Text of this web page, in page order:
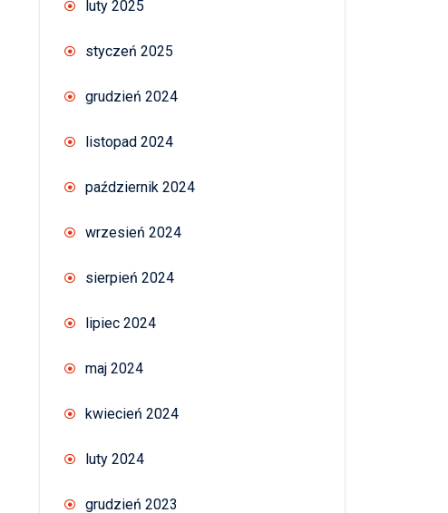
luty 2025
styczeń 2025
grudzień 2024
listopad 2024
październik 2024
wrzesień 2024
sierpień 2024
lipiec 2024
maj 2024
kwiecień 2024
luty 2024
grudzień 2023